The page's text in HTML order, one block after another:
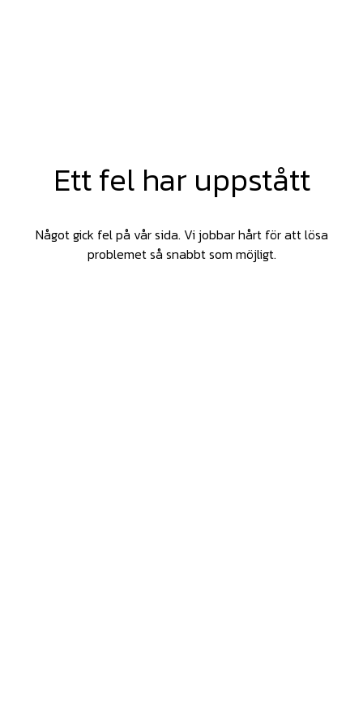
Ett fel har uppstått
Något gick fel på vår sida. Vi jobbar hårt för att lösa
problemet så snabbt som möjligt.